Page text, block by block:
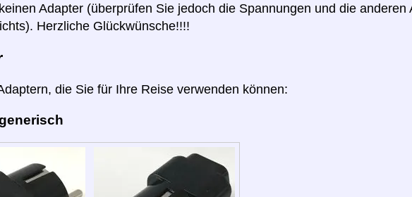
Adapter (überprüfen Sie jedoch die Spannungen und die anderen
Herzliche Glückwünsche!!!!
die Sie für Ihre Reise verwenden können: